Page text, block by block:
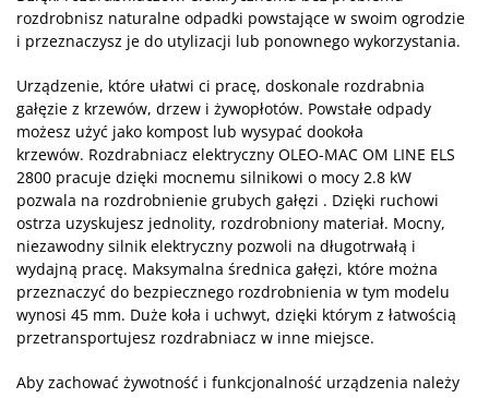
rozdrobnisz naturalne odpadki powstające w swoim ogrodzie
i przeznaczysz je do utylizacji lub ponownego wykorzystania.
Urządzenie, które ułatwi ci pracę, doskonale rozdrabnia
gałęzie z krzewów, drzew i żywopłotów. Powstałe odpady
możesz użyć jako kompost lub wysypać dookoła
krzewów. Rozdrabniacz elektryczny OLEO-MAC OM LINE ELS
2800 pracuje dzięki mocnemu silnikowi o mocy 2.8 kW
pozwala na rozdrobnienie grubych gałęzi . Dzięki ruchowi
ostrza uzyskujesz jednolity, rozdrobniony materiał. Mocny,
niezawodny silnik elektryczny pozwoli na długotrwałą i
wydajną pracę. Maksymalna średnica gałęzi, które można
przeznaczyć do bezpiecznego rozdrobnienia w tym modelu
wynosi 45 mm. Duże koła i uchwyt, dzięki którym z łatwością
przetransportujesz rozdrabniacz w inne miejsce.
Aby zachować żywotność i funkcjonalność urządzenia należy